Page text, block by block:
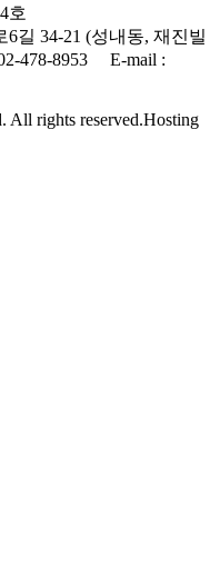
호
길 34-21 (성내동, 재진빌
478-8953 E-mail :
rights reserved.Hosting